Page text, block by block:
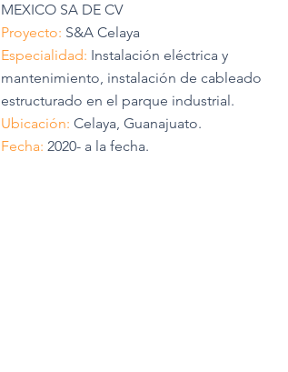
MEXICO SA DE CV
Proyecto: S&A Celaya
Especialidad: Instalación eléctrica y
mantenimiento, instalación de cableado
estructurado en el parque industrial.
Ubicación: Celaya, Guanajuato.
Fecha: 2020- a la fecha.